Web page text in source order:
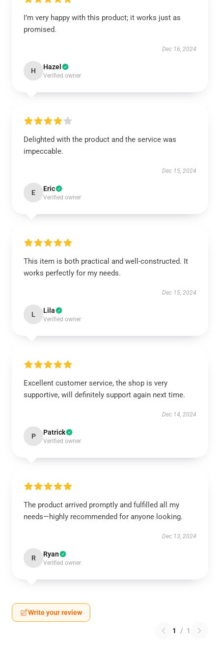
I’m very happy with this product; it works just as
promised.
Dec 16, 2024
H Hazel
Verified owner
Delighted with the product and the service was
impeccable.
Dec 15, 2024
E Eric
Verified owner
This item is both practical and well-constructed. It
works perfectly for my needs.
Dec 15, 2024
L Lila
Verified owner
Excellent customer service, the shop is very
supportive, will definitely support again next time.
Dec 14, 2024
P Patrick
Verified owner
The product arrived promptly and fulfilled all my
needs—highly recommended for anyone looking.
Dec 13, 2024
R Ryan
Verified owner
Write your review
1 / 1